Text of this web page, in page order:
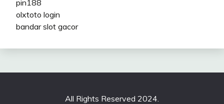
pin188
olxtoto login
bandar slot gacor
All Rights Reserved 2024.